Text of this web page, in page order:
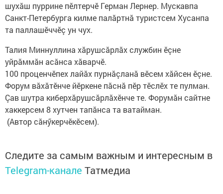
шухăш пуррине пӗлтерчӗ Герман Лернер. Мускавпа
Санкт-Петербурга килме палăртнă туристсем Хусанпа
та паллашӗччӗç ун чух.
Талия Миннуллина хăрушсăрлăх службин ӗçне
уйрăммăн асăнса хăварчӗ.
100 проценчӗпех лайăх пурнăçланă вӗсем хăйсен ӗçне.
Форум вăхăтӗнче йӗркене пăснă пӗр тӗслӗх те пулман.
Çав шутра киберхăрушсăрлăхӗнче те. Форумăн сайтне
хаккерсем 8 хутчен тапăнса та ватайман.
(Автор сăнӳкерчӗкӗсем).
Следите за самым важным и интересным в
Telegram-канале Татмедиа